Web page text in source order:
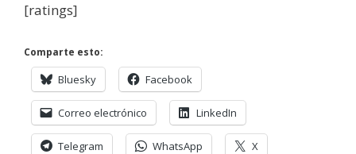
[ratings]
Comparte esto:
Bluesky Facebook
Correo electrónico LinkedIn
Telegram WhatsApp X